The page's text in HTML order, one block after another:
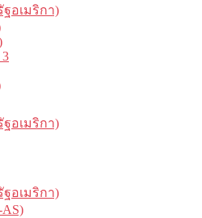
อเมริกา)
3
อเมริกา)
อเมริกา)